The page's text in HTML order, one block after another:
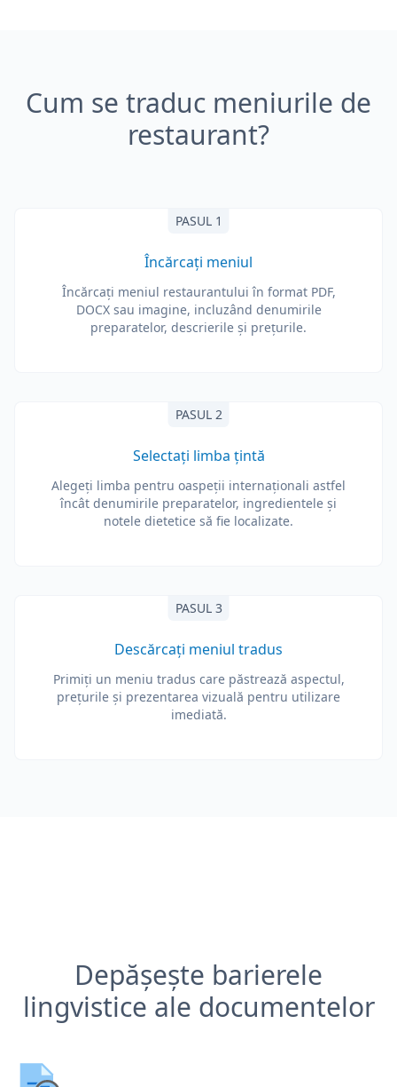
Cum se traduc meniurile de
restaurant?
PASUL 1
Încărcați meniul
Încărcați meniul restaurantului în format PDF,
DOCX sau imagine, incluzând denumirile
preparatelor, descrierile și prețurile.
PASUL 2
Selectați limba țintă
Alegeți limba pentru oaspeții internaționali astfel
încât denumirile preparatelor, ingredientele și
notele dietetice să fie localizate.
PASUL 3
Descărcați meniul tradus
Primiți un meniu tradus care păstrează aspectul,
prețurile și prezentarea vizuală pentru utilizare
imediată.
Depășește barierele
lingvistice ale documentelor